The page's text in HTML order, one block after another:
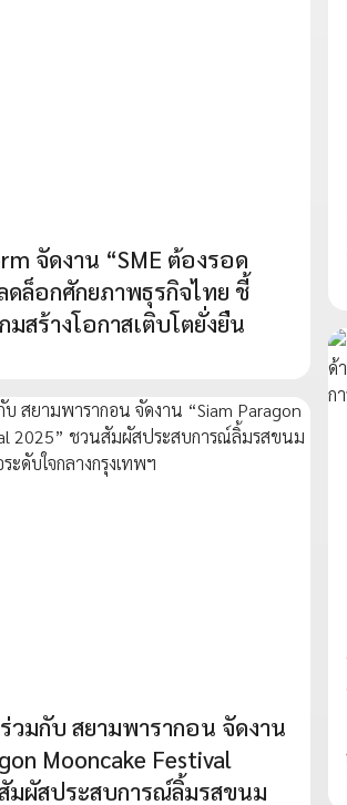
จัดงาน “SME ต้องรอด
ดล็อกศักยภาพธุรกิจไทย ชี้
มสร้างโอกาสเติบโตยั่งยืน
วมกับ สยามพารากอน จัดงาน
Mooncake Festival
มผัสประสบการณ์ลิ้มรสขนม